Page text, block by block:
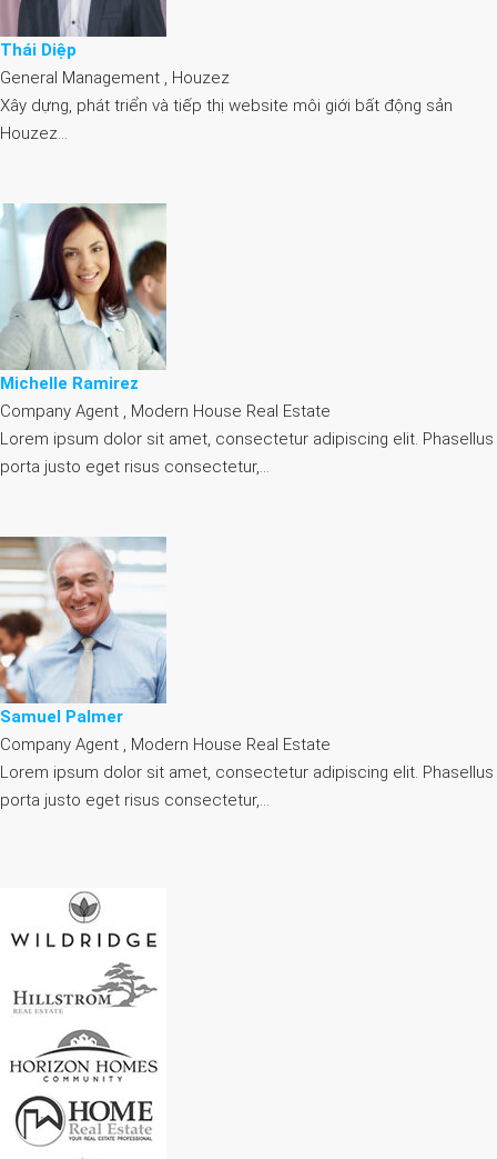
Thái Diệp
General Management , Houzez
Xây dựng, phát triển và tiếp thị website môi giới bất động sản
Houzez…
Michelle Ramirez
Company Agent , Modern House Real Estate
Lorem ipsum dolor sit amet, consectetur adipiscing elit. Phasellus
porta justo eget risus consectetur,…
Samuel Palmer
Company Agent , Modern House Real Estate
Lorem ipsum dolor sit amet, consectetur adipiscing elit. Phasellus
porta justo eget risus consectetur,…